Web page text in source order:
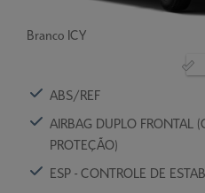
Branco ICY
ABS/REF
AIRBAG DUPLO FRONTAL
PROTEÇÃO)
ESP - CONTROLE DE